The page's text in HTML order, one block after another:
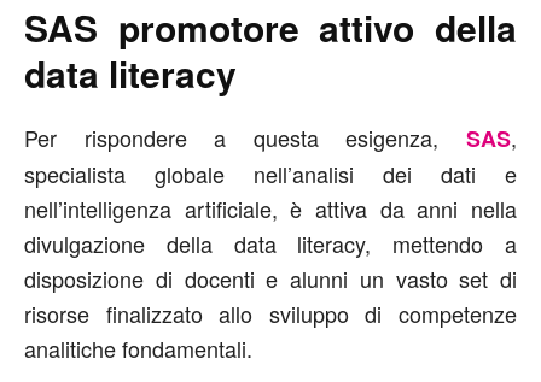
SAS promotore attivo della
data literacy
Per rispondere a questa esigenza, SAS,
specialista globale nell’analisi dei dati e
nell’intelligenza artificiale, è attiva da anni nella
divulgazione della data literacy, mettendo a
disposizione di docenti e alunni un vasto set di
risorse finalizzato allo sviluppo di competenze
analitiche fondamentali.